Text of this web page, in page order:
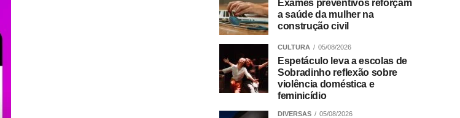
Exames preventivos reforçam
a saúde da mulher na
construção civil
CULTURA 05/08/2026
Espetáculo leva a escolas de
Sobradinho reflexão sobre
violência doméstica e
feminicídio
DIVERSAS 05/08/2026